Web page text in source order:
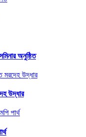
অনুষ্ঠিত
উদ্ধার